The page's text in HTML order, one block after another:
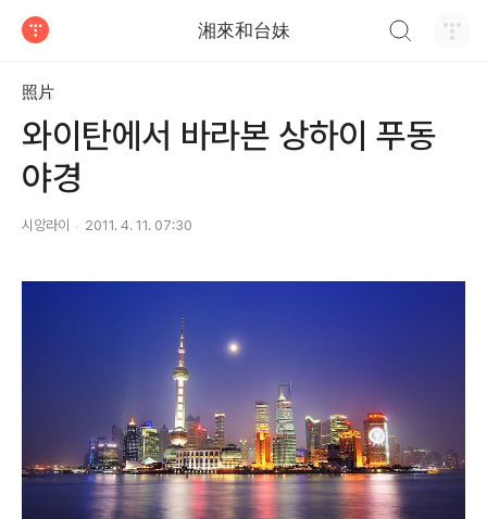
湘來和台妹
照片
와이탄에서 바라본 상하이 푸동
야경
시앙라이 2011. 4. 11. 07:30